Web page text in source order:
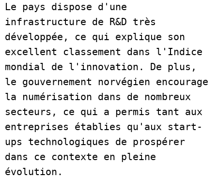
Le pays dispose d'une
infrastructure de R&D très
développée, ce qui explique son
excellent classement dans l'Indice
mondial de l'innovation. De plus,
le gouvernement norvégien encourage
la numérisation dans de nombreux
secteurs, ce qui a permis tant aux
entreprises établies qu'aux start-
ups technologiques de prospérer
dans ce contexte en pleine
évolution.